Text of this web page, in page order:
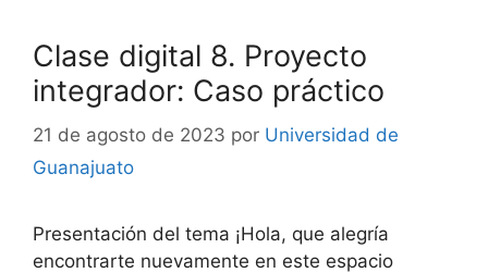
Clase digital 8. Proyecto
integrador: Caso práctico
21 de agosto de 2023 por Universidad de
Guanajuato
Presentación del tema ¡Hola, que alegría
encontrarte nuevamente en este espacio